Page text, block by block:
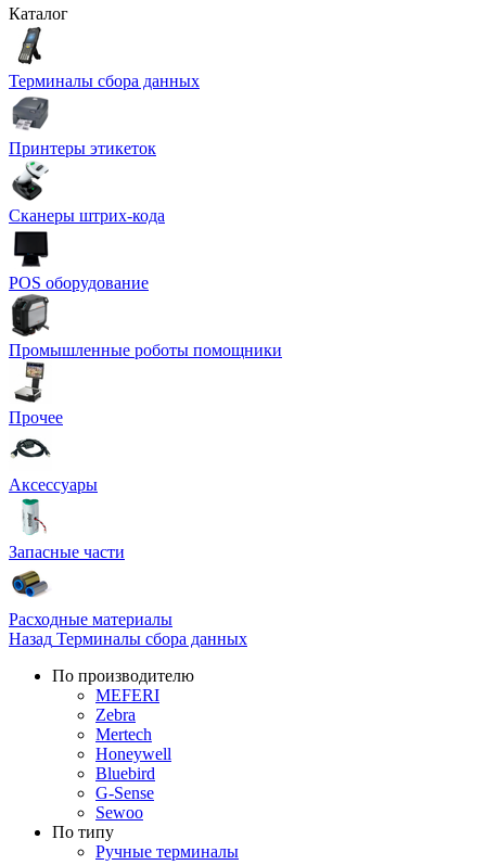
Каталог
Терминалы сбора данных
Принтеры этикеток
Сканеры штрих-кода
POS оборудование
Промышленные роботы помощники
Прочее
Аксессуары
Запасные части
Расходные материалы
Назад Терминалы сбора данных
По производителю
MEFERI
Zebra
Mertech
Honeywell
Bluebird
G-Sense
Sewoo
По типу
Ручные терминалы